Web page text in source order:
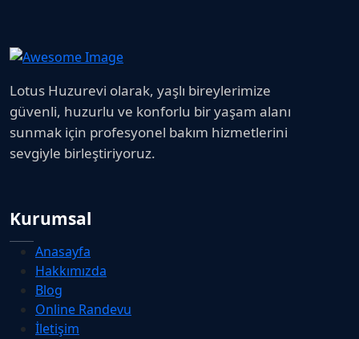
Lotus Huzurevi olarak, yaşlı bireylerimize
güvenli, huzurlu ve konforlu bir yaşam alanı
sunmak için profesyonel bakım hizmetlerini
sevgiyle birleştiriyoruz.
Kurumsal
Anasayfa
Hakkımızda
Blog
Online Randevu
İletişim